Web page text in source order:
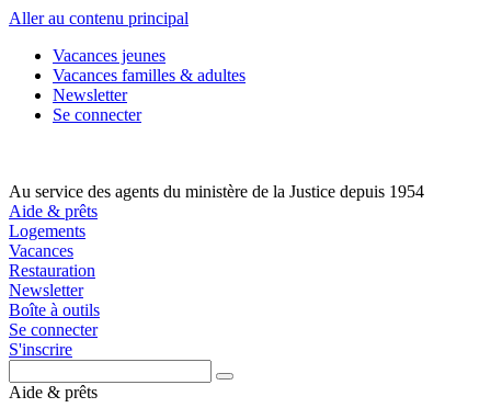
Aller au contenu principal
Vacances jeunes
Vacances familles & adultes
Newsletter
Se connecter
Au service des agents du ministère de la Justice depuis 1954
Aide & prêts
Logements
Vacances
Restauration
Newsletter
Boîte à outils
Se connecter
S'inscrire
Aide & prêts